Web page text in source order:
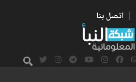
| اتصل بنا